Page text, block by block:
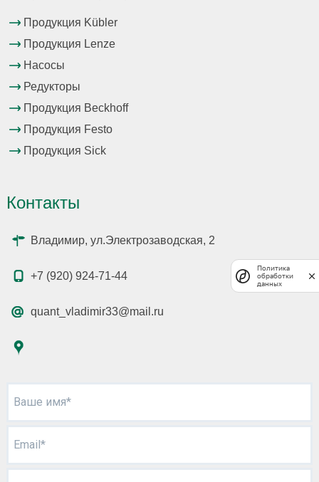
Продукция Kübler
Продукция Lenze
Насосы
Редукторы
Продукция Beckhoff
Продукция Festo
Продукция Sick
Контакты
Владимир, ул.Электрозаводская, 2
+7 (920) 924-71-44
quant_vladimir33@mail.ru
Ваше имя*
Email*
Политика
обработки
данных